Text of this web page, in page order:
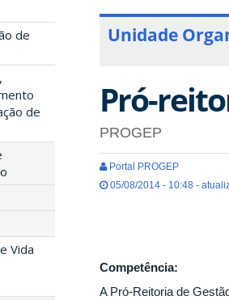
de
de
Vida
Unidade
Pró-
PROGEP
Portal PROGEP
05/08/2014 - 10:48 -
Competência:
A Pró-Reitoria de